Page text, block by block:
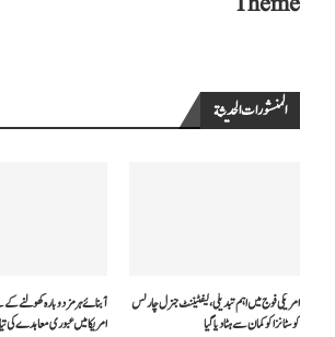
المنشورات الحديثة
آبنائے ہرمز دوبارہ کھولنے کے
امریکا میں عبوری معاہدے کی
امریکی فوج میں اہم تبدیلی، لیفٹیننٹ جنرل چارلس
کوسٹانزا کو کمان سے ہٹا دیا گیا